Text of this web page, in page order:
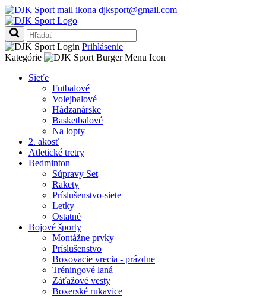
djksport@gmail.com
Prihlásenie
Kategórie
Sieťe
Futbalové
Volejbalové
Hádzanárske
Basketbalové
Na lopty
2. akosť
Atletické tretry
Bedminton
Súpravy Set
Rakety
Príslušenstvo-siete
Letky
Ostatné
Bojové športy
Montážne prvky
Príslušenstvo
Boxovacie vrecia - prázdne
Tréningové laná
Záťažové vesty
Boxerské rukavice